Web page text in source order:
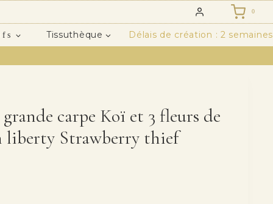
0
Tissuthèque Délais de création : 2 semaines
grande carpe Koï et 3 fleurs de
liberty Strawberry thief